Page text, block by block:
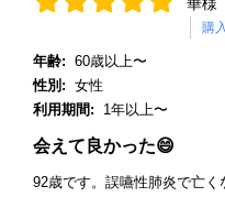
華様
購
年齢: 60歳以上〜
性別: 女性
利用期間:
1年以上〜
会えて良かった😄
92歳です。誤嚥性肺炎で亡